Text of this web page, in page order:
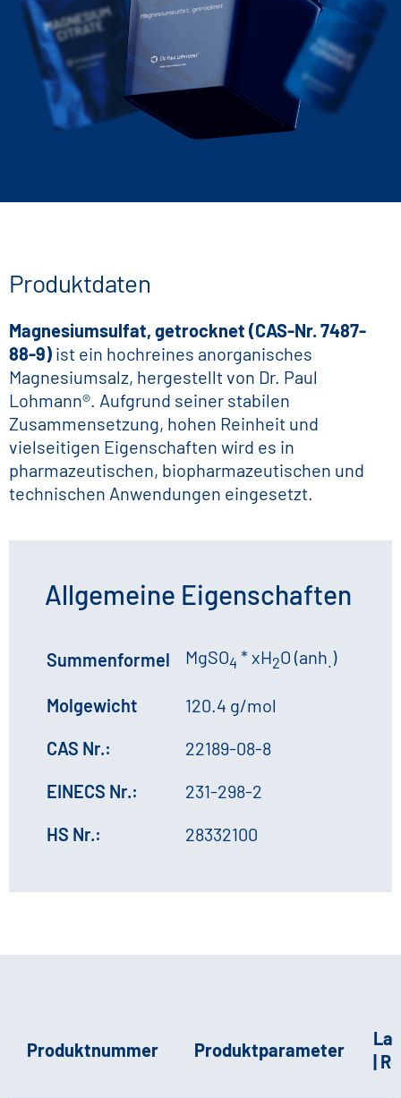
Magnesiumsulfat, getrocknet
Produktdaten
Magnesiumsulfat, getrocknet (CAS-Nr. 7487-
88-9) ist ein hochreines anorganisches
Magnesiumsalz, hergestellt von Dr. Paul
Lohmann®. Aufgrund seiner stabilen
Zusammensetzung, hohen Reinheit und
vielseitigen Eigenschaften wird es in
pharmazeutischen, biopharmazeutischen und
technischen Anwendungen eingesetzt.
Allgemeine Eigenschaften
Summenformel MgSO4 * xH2O (anh.)
Molgewicht
120.4 g/mol
CAS Nr.:
22189-08-8
EINECS Nr.:
231-298-2
HS Nr.:
28332100
Produktnummer Produktparameter
|